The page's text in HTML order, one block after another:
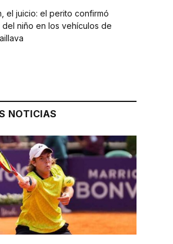
el juicio: el perito confirmó
niño en los vehículos de
NOTICIAS